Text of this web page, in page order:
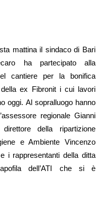
mattina il sindaco di Bari
ha partecipato alla
cantiere per la bonifica
della ex Fibronit i cui lavori
oggi. Al sopralluogo hanno
regionale Gianni
della ripartizione
e Ambiente Vincenzo
i rappresentanti della ditta
dell’ATI che si è